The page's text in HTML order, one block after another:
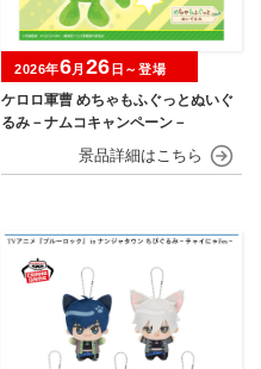
ケロロ軍曹 めちゃもふぐっとぬいぐ
るみ－ナムコキャンペーン－
2026年6月 26 日～登場